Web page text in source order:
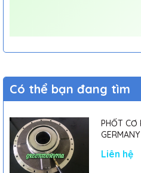
Có thể bạn đang tìm
PHỐT CƠ
GERMANY
Liên hệ